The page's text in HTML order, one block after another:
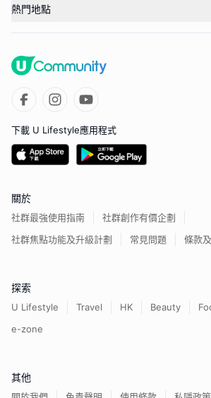
熱門地點
下載 U Lifestyle應用程式
關於
社群最強使用指南
社群創作有價企劃
社群焦點功能及升級計劃
常見問題 條款
探索
U Lifestyle Travel HK Beauty
e-zone
其他